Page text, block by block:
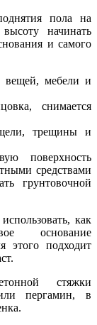
пола на
начинать
и самого
вещей, мебели и
снимается
трещины и
поверхность
средствами
грунтовочной
как
основание
этого подходит
стяжки
или пергамин, в